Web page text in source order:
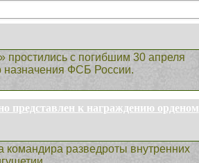
с погибшим 30 апреля
назначения ФСБ России.
к награждению орденом
разведроты внутренних